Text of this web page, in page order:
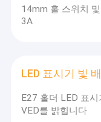
LED 표시기 빛 배
패널 실장 케이블
14mm 홀 스위치
3A
LED 표시기 빛
E27 홀더 LED 표
VED를 밝힙니다